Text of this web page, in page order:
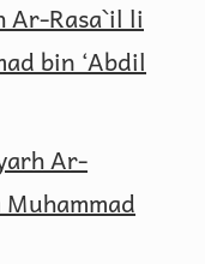
Ar-Rasa`il li
bin ‘Abdil
Ar-